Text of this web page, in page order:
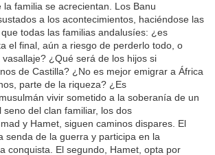
familia se acrecientan. Los Banu
a los acontecimientos, haciéndose las
todas las familias andalusíes: ¿es
el final, aún a riesgo de perderlo todo, o
¿Qué será de los hijos si
de Castilla? ¿No es mejor emigrar a África
parte de la riqueza? ¿Es
vivir sometido a la soberanía de un
seno del clan familiar, los dos
y Hamet, siguen caminos dispares. El
senda de la guerra y participa en la
conquista. El segundo, Hamet, opta por